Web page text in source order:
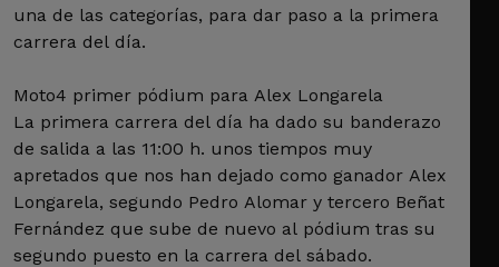
una de las categorías, para dar paso a la primera
carrera del día.
Moto4 primer pódium para Alex Longarela
La primera carrera del día ha dado su banderazo
de salida a las 11:00 h. unos tiempos muy
apretados que nos han dejado como ganador Alex
Longarela, segundo Pedro Alomar y tercero Beñat
Fernández que sube de nuevo al pódium tras su
segundo puesto en la carrera del sábado.